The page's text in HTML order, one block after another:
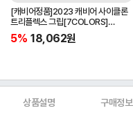
[캐비어정품]2023 캐비어 사이클론
트리플렉스 그립[7COLORS]
[라운드][39g/42g/46g/50g]
[R/S 토크]
5% 18,062원
상품설명 구매정보